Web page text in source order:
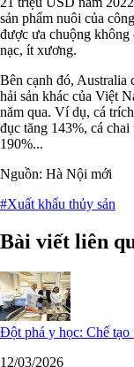
sản phẩm nuôi của
được ưa chuộng
nạc, ít xương.
Bên cạnh đó, Australia
hải sản khác của Việt
năm qua. Ví dụ, cá
đục tăng 143%, cá
190%...
Nguồn: Hà Nội mới
#Xuất khẩu thủy sản
Bài viết liên
Đột phá y học: Chế tạo
12/03/2026